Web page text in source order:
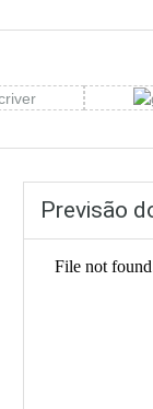
Previsão